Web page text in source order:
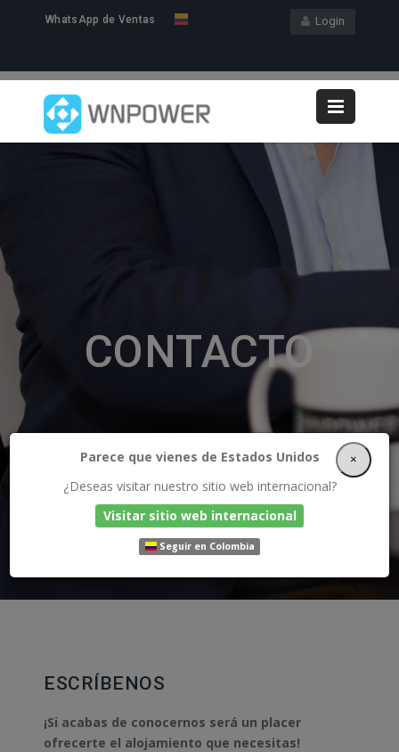
Login
WhatsApp de Ventas
CONTACTO
ESCRÍBENOS
¡Si acabas de conocernos será un placer
ofrecerte el alojamiento que necesitas!
Parece que vienes de Estados Unidos
¿Deseas visitar nuestro sitio web internacional?
Visitar sitio web internacional
Seguir en Colombia
×